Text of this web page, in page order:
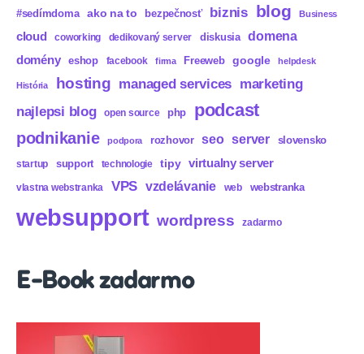
#sedímdoma ako na to bezpečnosť biznis blog Business
cloud coworking dedikovaný server diskusia domena
domény eshop facebook firma Freeweb google helpdesk
História hosting managed services marketing
najlepsi blog open source php podcast
podnikanie podpora rozhovor seo server slovensko
startup support technologie tipy virtualny server
vlastna webstranka VPS vzdelávanie web webstranka
websupport wordpress zadarmo
E-Book zadarmo